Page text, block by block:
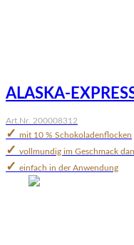
ALASKA-
Art.Nr. 200008312
✓ mit 10 % Schokoladenflocken
✓ vollmundig im Geschmack
✓ einfach in der Anwendung